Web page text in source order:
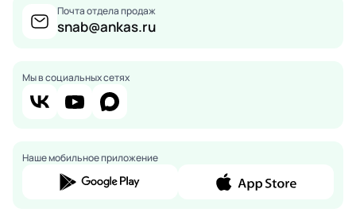
Почта отдела продаж
snab@ankas.ru
Мы в социальных сетях
Наше мобильное приложение